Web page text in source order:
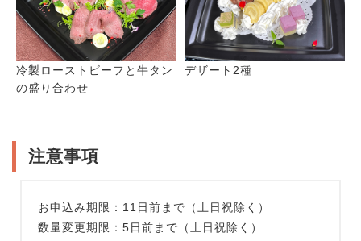
冷製ローストビーフと牛タン
の盛り合わせ
デザート2種
注意事項
お申込み期限：11日前まで（土日祝除く）
数量変更期限：5日前まで（土日祝除く）